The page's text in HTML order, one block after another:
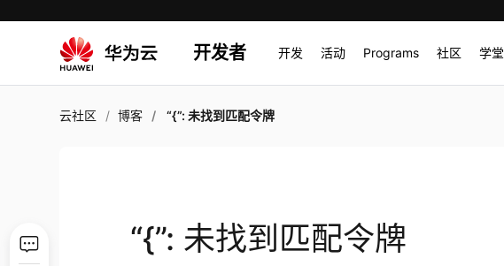
开发者 开发 活动 Programs 社区 学堂
云社区 博客 “{”: 未找到匹配令牌
“{”: 未找到匹配令牌